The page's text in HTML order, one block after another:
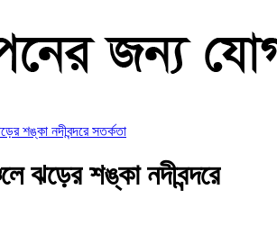
শঙ্কা নদীবন্দরে সতর্কতা
ঝড়ের শঙ্কা নদীবন্দরে